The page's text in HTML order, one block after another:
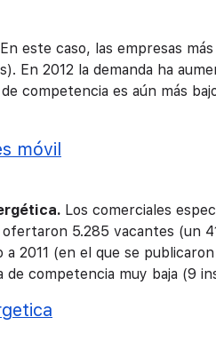
En este caso, las empresas
En 2012 la demanda ha
competencia es aún más
móvil
Los comerciales
5.285 vacantes (un
2011 (en el que se
competencia muy baja (9